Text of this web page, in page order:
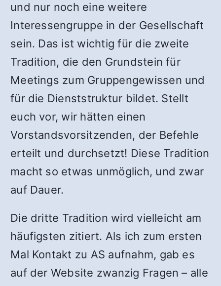
und nur noch eine weitere
Interessengruppe in der Gesellschaft
sein. Das ist wichtig für die zweite
Tradition, die den Grundstein für
Meetings zum Gruppengewissen und
für die Dienststruktur bildet. Stellt
euch vor, wir hätten einen
Vorstandsvorsitzenden, der Befehle
erteilt und durchsetzt! Diese Tradition
macht so etwas unmöglich, und zwar
auf Dauer.
Die dritte Tradition wird vielleicht am
häufigsten zitiert. Als ich zum ersten
Mal Kontakt zu AS aufnahm, gab es
auf der Website zwanzig Fragen – alle